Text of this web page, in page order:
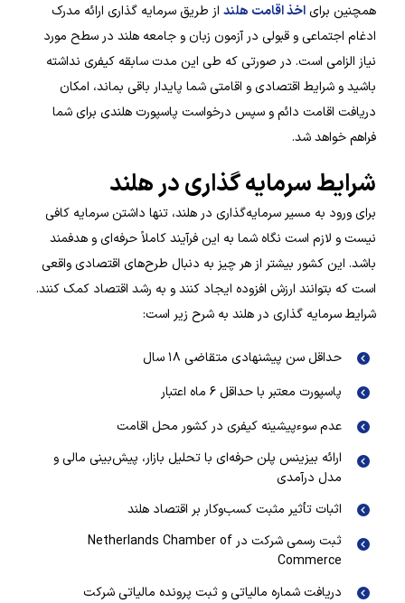
همچنین برایاخذ اقامت هلند از طریق سرمایه گذاری ارائه مدرک
ادغام اجتماعی و قبولی در آزمون زبان و جامعه هلند در سطح مورد
نیاز الزامی است. در صورتی که طی این مدت سابقه کیفری نداشته
باشید و شرایط اقتصادی و اقامتی شما پایدار باقی بماند، امکان
دریافت اقامت دائم و سپس درخواست پاسپورت هلندی برای شما
فراهم خواهد شد.
شرایط سرمایه گذاری در هلند
برای ورود به مسیر سرمایه‌گذاری در هلند، تنها داشتن سرمایه کافی
نیست و لازم است نگاه شما به این فرآیند کاملاً حرفه‌ای و هدفمند
باشد. این کشور بیشتر از هر چیز به دنبال طرح‌های اقتصادی واقعی
است که بتوانند ارزش افزوده ایجاد کنند و به رشد اقتصاد کمک کنند.
شرایط سرمایه گذاری در هلند به شرح زیر است:
حداقل سن پیشنهادی متقاضی ۱۸ سال
پاسپورت معتبر با حداقل ۶ ماه اعتبار
عدم سوءپیشینه کیفری در کشور محل اقامت
ارائه بیزینس پلن حرفه‌ای با تحلیل بازار، پیش‌بینی مالی و
مدل درآمدی
اثبات تأثیر مثبت کسب‌وکار بر اقتصاد هلند
ثبت رسمی شرکت در Netherlands Chamber of
Commerce
دریافت شماره مالیاتی و ثبت پرونده مالیاتی شرکت